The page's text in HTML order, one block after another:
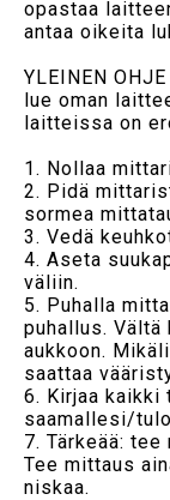
opastaa
antaa oikeita
YLEINEN
lue oman
laitteissa on
1. Nollaa
2. Pidä
sormea
3. Vedä
4. Aseta
väliin.
5. Puhalla
puhallus.
aukkoon.
saattaa
6. Kirjaa
saamallesi/
7. Tärkeää:
Tee mittaus
niskaa.